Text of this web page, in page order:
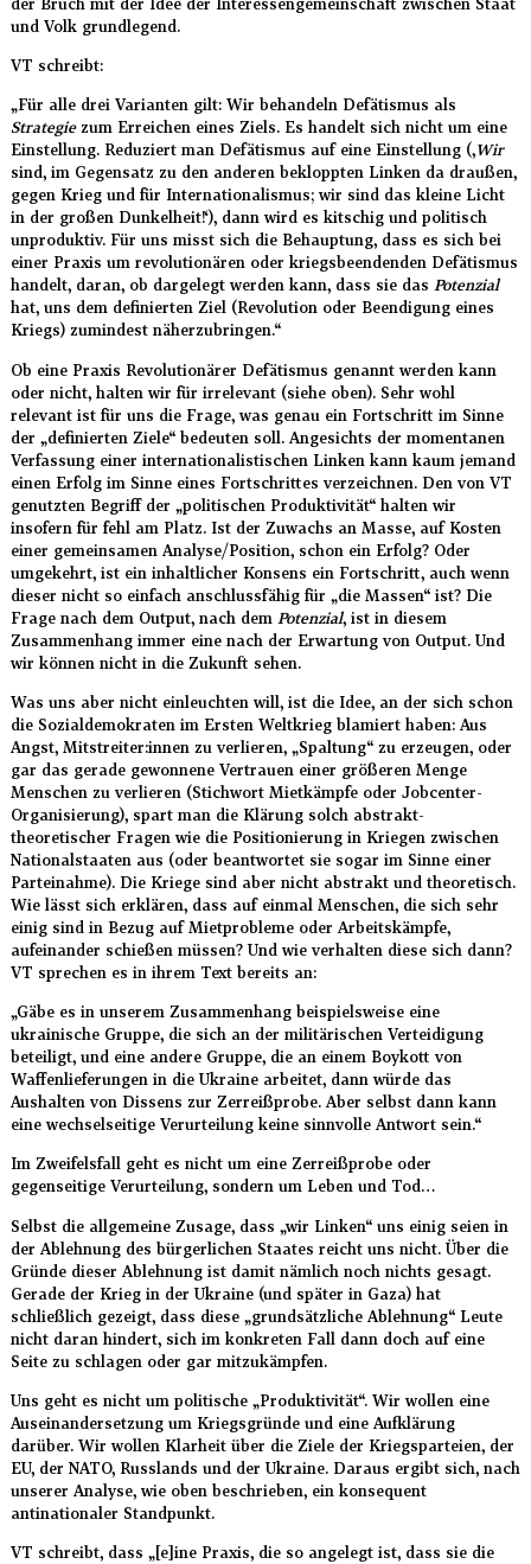
und Volk grundlegend.
VT schreibt:
„Für alle drei Varianten gilt: Wir behandeln Defätismus als
Strategiezum Erreichen eines Ziels. Es handelt sich nicht um eine
Einstellung. Reduziert man Defätismus auf eine Einstellung (‚Wir
sind, im Gegensatz zu den anderen bekloppten Linken da draußen,
gegen Krieg und für Internationalismus; wir sind das kleine Licht
in der großen Dunkelheit!‘), dann wird es kitschig und politisch
unproduktiv. Für uns misst sich die Behauptung, dass es sich bei
einer Praxis um revolutionären oder kriegsbeendenden Defätismus
handelt, daran, ob dargelegt werden kann, dass sie das Potenzial
hat, uns dem definierten Ziel (Revolution oder Beendigung eines
Kriegs) zumindest näherzubringen.“
Ob eine Praxis Revolutionärer Defätismus genannt werden kann
oder nicht, halten wir für irrelevant (siehe oben). Sehr wohl
relevant ist für uns die Frage, was genau ein Fortschritt im Sinne
der „definierten Ziele“ bedeuten soll. Angesichts der momentanen
Verfassung einer internationalistischen Linken kann kaum jemand
einen Erfolg im Sinne eines Fortschrittes verzeichnen. Den von VT
genutzten Begriff der „politischen Produktivität“ halten wir
insofern für fehl am Platz. Ist der Zuwachs an Masse, auf Kosten
einer gemeinsamen Analyse/Position, schon ein Erfolg? Oder
umgekehrt, ist ein inhaltlicher Konsens ein Fortschritt, auch wenn
dieser nicht so einfach anschlussfähig für „die Massen“ ist? Die
Frage nach dem Output, nach dem Potenzial, ist in diesem
Zusammenhang immer eine nach der Erwartung von Output. Und
wir können nicht in die Zukunft sehen.
Was uns aber nicht einleuchten will, ist die Idee, an der sich schon
die Sozialdemokraten im Ersten Weltkrieg blamiert haben: Aus
Angst, Mitstreiter:innen zu verlieren, „Spaltung“ zu erzeugen, oder
gar das gerade gewonnene Vertrauen einer größeren Menge
Menschen zu verlieren (Stichwort Mietkämpfe oder Jobcenter-
Organisierung), spart man die Klärung solch abstrakt-
theoretischer Fragen wie die Positionierung in Kriegen zwischen
Nationalstaaten aus (oder beantwortet sie sogar im Sinne einer
Parteinahme). Die Kriege sind aber nicht abstrakt und theoretisch.
Wie lässt sich erklären, dass auf einmal Menschen, die sich sehr
einig sind in Bezug auf Mietprobleme oder Arbeitskämpfe,
aufeinander schießen müssen? Und wie verhalten diese sich dann?
VT sprechen es in ihrem Text bereits an:
„Gäbe es in unserem Zusammenhang beispielsweise eine
ukrainische Gruppe, die sich an der militärischen Verteidigung
beteiligt, und eine andere Gruppe, die an einem Boykott von
Waffenlieferungen in die Ukraine arbeitet, dann würde das
Aushalten von Dissens zur Zerreißprobe. Aber selbst dann kann
eine wechselseitige Verurteilung keine sinnvolle Antwort sein.“
Im Zweifelsfall geht es nicht um eine Zerreißprobe oder
gegenseitige Verurteilung, sondern um Leben und Tod…
Selbst die allgemeine Zusage, dass „wir Linken“ uns einig seien in
der Ablehnung des bürgerlichen Staates reicht uns nicht. Über die
Gründe dieser Ablehnung ist damit nämlich noch nichts gesagt.
Gerade der Krieg in der Ukraine (und später in Gaza) hat
schließlich gezeigt, dass diese „grundsätzliche Ablehnung“ Leute
nicht daran hindert, sich im konkreten Fall dann doch auf eine
Seite zu schlagen oder gar mitzukämpfen.
Uns geht es nicht um politische „Produktivität“. Wir wollen eine
Auseinandersetzung um Kriegsgründe und eine Aufklärung
darüber. Wir wollen Klarheit über die Ziele der Kriegsparteien, der
EU, der NATO, Russlands und der Ukraine. Daraus ergibt sich, nach
unserer Analyse, wie oben beschrieben, ein konsequent
antinationaler Standpunkt.
VT schreibt, dass „[e]ine Praxis, die so angelegt ist, dass sie die